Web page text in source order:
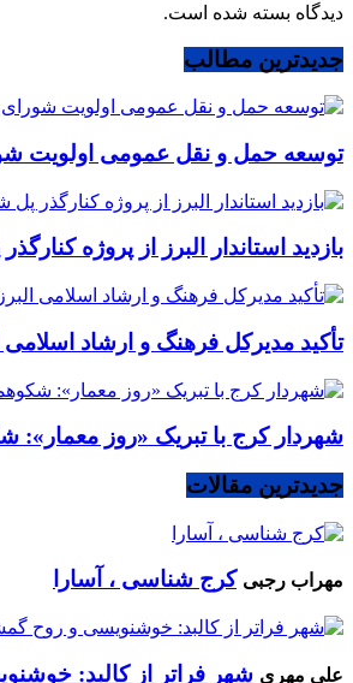
دیدگاه بسته شده است.
جدیدترین مطالب
توسعه حمل و نقل عمومی اولویت
بازدید استاندار البرز از پروژه
تأکید مدیرکل فرهنگ و ارشاد
شهردار کرج با تبریک «روز
جدیدترین مقالات
مهراب رجبی کرج شناسی ، آسارا
علی مهری شهر فراتر از کالبد: